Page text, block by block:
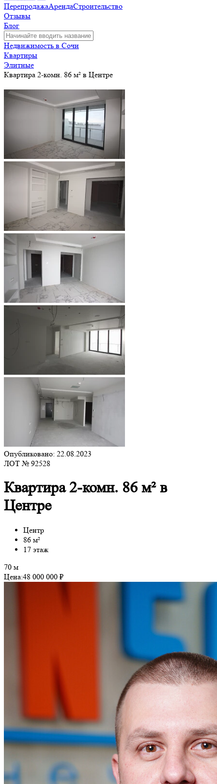
ПерепродажаАрендаСтроительство
Отзывы
Блог
Недвижимость в Сочи
Квартиры
Элитные
Квартира 2-комн. 86 м² в Центре
Опубликовано: 22.08.2023
ЛОТ № 92528
Квартира 2-комн. 86 м² в
Центре
Центр
86 м²
17 этаж
70 м
Цена:48 000 000 ₽